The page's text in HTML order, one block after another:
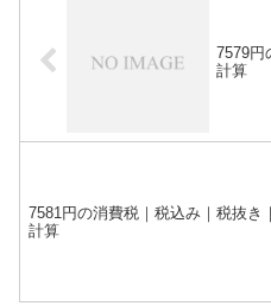
7579円
計算
7581円の消費税｜税込み｜税抜き
計算